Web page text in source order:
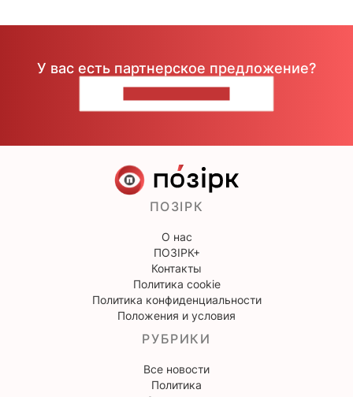
У вас есть партнерское предложение?
ПОЗІРК
О нас
ПОЗІРК+
Контакты
Политика cookie
Политика конфиденциальности
Положения и условия
РУБРИКИ
Все новости
Политика